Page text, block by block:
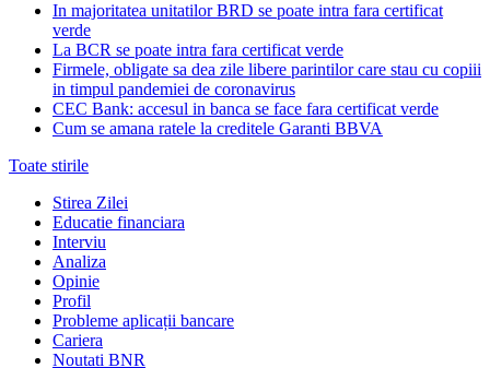
In majoritatea unitatilor BRD se poate intra fara certificat
verde
La BCR se poate intra fara certificat verde
Firmele, obligate sa dea zile libere parintilor care stau cu copiii
in timpul pandemiei de coronavirus
CEC Bank: accesul in banca se face fara certificat verde
Cum se amana ratele la creditele Garanti BBVA
Toate stirile
Stirea Zilei
Educatie financiara
Interviu
Analiza
Opinie
Profil
Probleme aplicații bancare
Cariera
Noutati BNR